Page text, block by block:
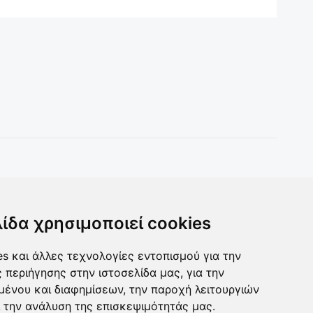
χρησιμοποιεί cookies
και άλλες τεχνολογίες εντοπισμού για την
περιήγησης στην ιστοσελίδα μας, για την
και διαφημίσεων, την παροχή λειτουργιών
ανάλυση της επισκεψιμότητάς μας.